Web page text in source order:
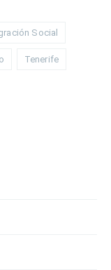
Social
Tenerife